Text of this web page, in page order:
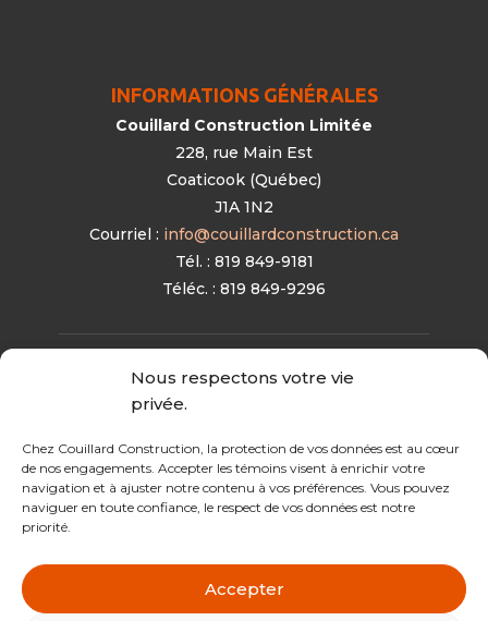
Nous respectons votre vie
privée.
Chez Couillard Construction, la protection de vos données est au cœur
de nos engagements. Accepter les témoins visent à enrichir votre
navigation et à ajuster notre contenu à vos préférences. Vous pouvez
naviguer en toute confiance, le respect de vos données est notre
priorité.
Accepter
INFORMATIONS GÉNÉRALES
Couillard Construction Limitée
228, rue Main Est
Coaticook (Québec)
J1A 1N2
Courriel : info@couillardconstruction.ca
Tél. : 819 849-9181
Téléc. : 819 849-9296